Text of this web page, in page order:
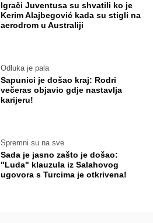
Igrači Juventusa su shvatili ko je
Kerim Alajbegović kada su stigli na
aerodrom u Australiji
Odluka je pala
Sapunici je došao kraj: Rodri
večeras objavio gdje nastavlja
karijeru!
Spremni su na sve
Sada je jasno zašto je došao:
"Luda" klauzula iz Salahovog
ugovora s Turcima je otkrivena!